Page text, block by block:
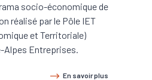
socio-économique de
réalisé par le Pôle IET
et Territoriale)
Alpes Entreprises.
En savoir plus